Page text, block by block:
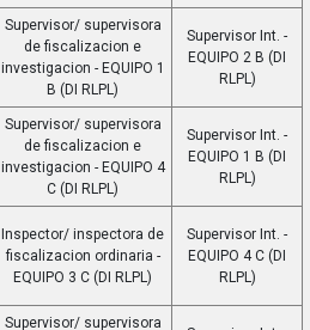
Supervisor/ supervisora
de fiscalizacion e
investigacion - EQUIPO 1
B (DI RLPL)
Supervisor Int. -
EQUIPO 2 B (DI
RLPL)
Supervisor/ supervisora
de fiscalizacion e
investigacion - EQUIPO 4
C (DI RLPL)
Supervisor Int. -
EQUIPO 1 B (DI
RLPL)
Inspector/ inspectora de
fiscalizacion ordinaria -
EQUIPO 3 C (DI RLPL)
Supervisor Int. -
EQUIPO 4 C (DI
RLPL)
Supervisor/ supervisora